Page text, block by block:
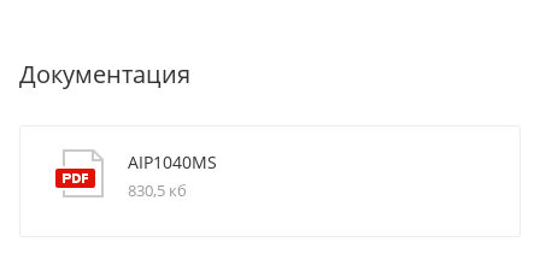
Документация
AIP1040MS
830,5 кб